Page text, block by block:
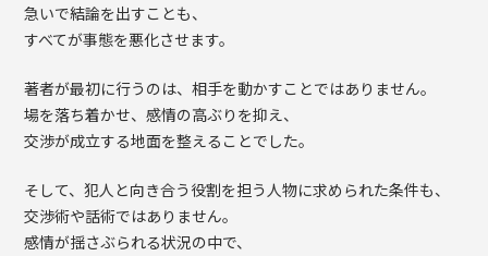
急いで結論を出すことも、
すべてが事態を悪化させます。
著者が最初に行うのは、相手を動かすことではありません。
場を落ち着かせ、感情の高ぶりを抑え、
交渉が成立する地面を整えることでした。
そして、犯人と向き合う役割を担う人物に求められた条件も、
交渉術や話術ではありません。
感情が揺さぶられる状況の中で、